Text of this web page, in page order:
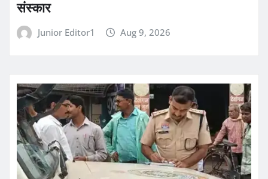
संस्कार
Junior Editor1 Aug 9, 2026